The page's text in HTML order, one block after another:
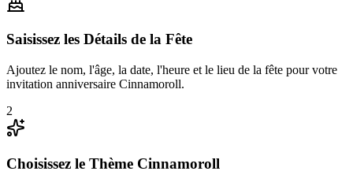
Saisissez les Détails de la Fête
Ajoutez le nom, l'âge, la date, l'heure et le lieu de la fête pour votre
invitation anniversaire Cinnamoroll.
2
Choisissez le Thème Cinnamoroll